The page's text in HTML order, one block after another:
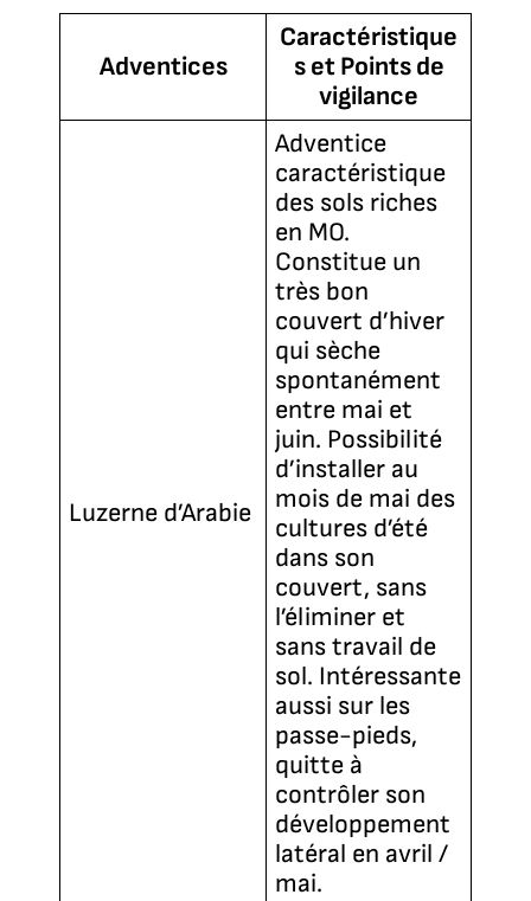
Adventices
Caractéristique
s et Points de
vigilance
Luzerne d’Arabie
Adventice
caractéristique
des sols riches
en MO.
Constitue un
très bon
couvert d’hiver
qui sèche
spontanément
entre mai et
juin. Possibilité
d’installer au
mois de mai des
cultures d’été
dans son
couvert, sans
l’éliminer et
sans travail de
sol. Intéressante
aussi sur les
passe-pieds,
quitte à
contrôler son
développement
latéral en avril /
mai.